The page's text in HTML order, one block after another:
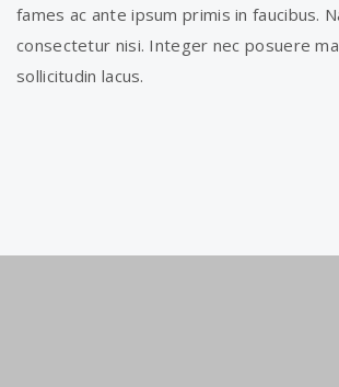
fames ac ante ipsum primis in faucibus.
consectetur nisi. Integer nec posuere
sollicitudin lacus.